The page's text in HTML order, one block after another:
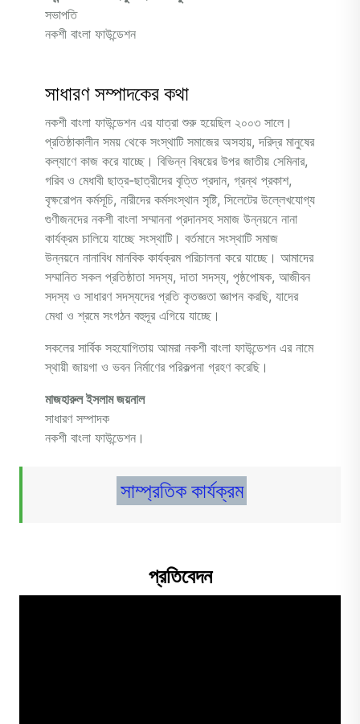
সভাপতি
নকশী বাংলা ফাউন্ডেশন
সাধারণ সম্পাদকের কথা
নকশী বাংলা ফাউন্ডেশন এর যাত্রা শুরু হয়েছিল ২০০৩ সালে।
প্রতিষ্ঠাকালীন সময় থেকে সংস্থাটি সমাজের অসহায়, দরিদ্র মানুষের
কল্যাণে কাজ করে যাচ্ছে। বিভিন্ন বিষয়ের উপর জাতীয় সেমিনার,
গরিব ও মেধাবী ছাত্র-ছাত্রীদের বৃত্তি প্রদান, গ্রন্থ প্রকাশ,
বৃক্ষরোপন কর্মসূচি, নারীদের কর্মসংস্থান সৃষ্টি, সিলেটের উল্লেখযোগ্য
গুণীজনদের নকশী বাংলা সম্মাননা প্রদানসহ সমাজ উন্নয়নে নানা
কার্যক্রম চালিয়ে যাচ্ছে সংস্থাটি। বর্তমানে সংস্থাটি সমাজ
উন্নয়নে নানাবিধ মানবিক কার্যক্রম পরিচালনা করে যাচ্ছে। আমাদের
সম্মানিত সকল প্রতিষ্ঠাতা সদস্য, দাতা সদস্য, পৃষ্ঠপোষক, আজীবন
সদস্য ও সাধারণ সদস্যদের প্রতি কৃতজ্ঞতা জ্ঞাপন করছি, যাদের
মেধা ও শ্রমে সংগঠন বহুদূর এগিয়ে যাচ্ছে।
সকলের সার্বিক সহযোগিতায় আমরা নকশী বাংলা ফাউন্ডেশন এর নামে
স্থায়ী জায়গা ও ভবন নির্মাণের পরিকল্পনা গ্রহণ করেছি।
মাজহারুল ইসলাম জয়নাল
সাধারণ সম্পাদক
নকশী বাংলা ফাউন্ডেশন।
সাম্প্রতিক কার্যক্রম
প্রতিবেদন